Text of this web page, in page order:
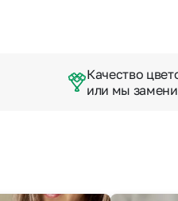
Качество
или мы